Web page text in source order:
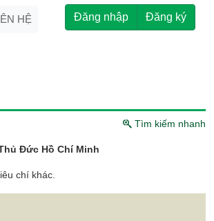
HỆ Đăng nhập Đăng ký
Tìm kiếm nhanh
Đức Hồ Chí Minh
chí khác.